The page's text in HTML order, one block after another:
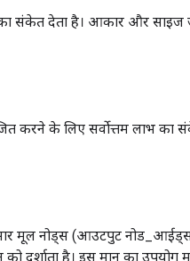
का संकेत देता है। आकार और
करने के लिए सर्वोत्तम लाभ
मूल नोड्स (आउटपुट
दर्शाता है। इस मान का उपयोग